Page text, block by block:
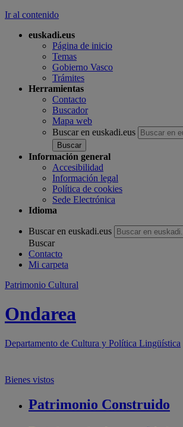
Ir al contenido
euskadi.eus
Página de inicio
Temas
Gobierno Vasco
Trámites
Herramientas
Contacto
Buscador
Mapa web
Buscar en euskadi.eus
Información general
Accesibilidad
Información legal
Política de cookies
Sede Electrónica
Idioma
Buscar en euskadi.eus
Buscar
Contacto
Mi carpeta
Patrimonio Cultural
Ondarea
Departamento de Cultura y Política Lingüística
Bienes vistos
Patrimonio Construido